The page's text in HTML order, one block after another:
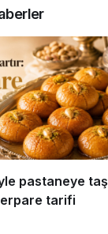
pastaneye taş
tarifi